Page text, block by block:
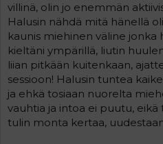
villinä, olin jo enemmän
Halusin nähdä mitä hänellä
kaunis miehinen väline jonka
kieltäni ympärillä, liutin
liian pitkään kuitenkaan,
sessioon! Halusin tuntea
ja ehkä tosiaan nuorelta
vauhtia ja intoa ei puutu,
tulin monta kertaa,